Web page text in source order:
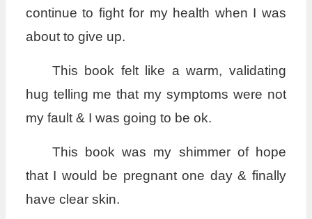
continue to fight for my health when I was
about to give up.
This book felt like a warm, validating
hug telling me that my symptoms were not
my fault & I was going to be ok.
This book was my shimmer of hope
that I would be pregnant one day & finally
have clear skin.